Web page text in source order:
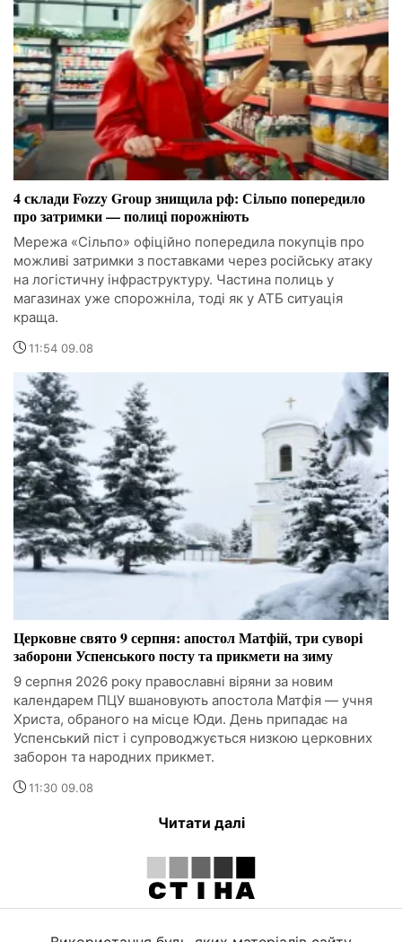
4 склади Fozzy Group знищила рф: Сільпо попередило
про затримки — полиці порожніють
Мережа «Сільпо» офіційно попередила покупців про
можливі затримки з поставками через російську атаку
на логістичну інфраструктуру. Частина полиць у
магазинах уже спорожніла, тоді як у АТБ ситуація
краща.
11:54 09.08
Церковне свято 9 серпня: апостол Матфій, три суворі
заборони Успенського посту та прикмети на зиму
9 серпня 2026 року православні віряни за новим
календарем ПЦУ вшановують апостола Матфія — учня
Христа, обраного на місце Юди. День припадає на
Успенський піст і супроводжується низкою церковних
заборон та народних прикмет.
11:30 09.08
Читати далі